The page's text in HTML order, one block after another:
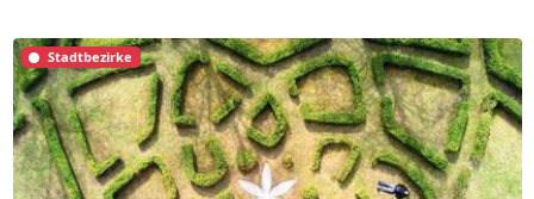
Stadtbezirke